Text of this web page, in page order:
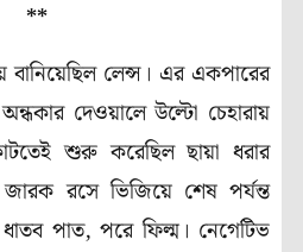
**
বানিয়েছিল লেন্স। এর একপারের
দেওয়ালে উল্টো চেহারায়
শুরু করেছিল ছায়া ধরার
রসে ভিজিয়ে শেষ পর্যন্ত
পাত,পরে ফিল্ম। নেগেটিভ